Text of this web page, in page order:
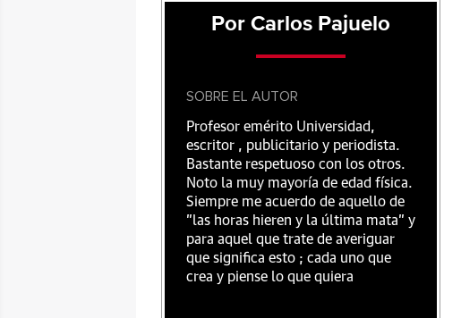
Por Carlos Pajuelo
SOBRE EL AUTOR
Profesor emérito Universidad,
escritor , publicitario y periodista.
Bastante respetuoso con los otros.
Noto la muy mayoría de edad física.
Siempre me acuerdo de aquello de
"las horas hieren y la última mata" y
para aquel que trate de averiguar
que significa esto ; cada uno que
crea y piense lo que quiera